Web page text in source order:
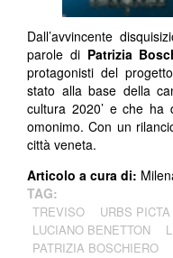
Dall’avvincente
parole di Patrizia
protagonisti del
stato alla base della
cultura 2020’ e che
omonimo. Con un
città veneta.
Articolo a cura di:
TAG:
TREVISO URBS PICTA
LUCIANO BENETTON
PATRIZIA BOSCHIERO